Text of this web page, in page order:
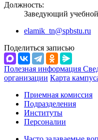
Должность:
Заведующий
elamik_tn@spbstu.ru
Поделиться записью
Полезная информация
организации Карта
Приемная комиссия
Подразделения
Институты
Персоналии